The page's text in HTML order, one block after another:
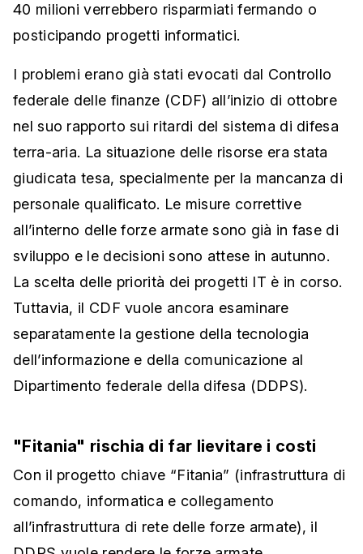
40 milioni verrebbero risparmiati fermando o
posticipando progetti informatici.
I problemi erano già stati evocati dal Controllo
federale delle finanze (CDF) all’inizio di ottobre
nel suo rapporto sui ritardi del sistema di difesa
terra-aria. La situazione delle risorse era stata
giudicata tesa, specialmente per la mancanza di
personale qualificato. Le misure correttive
all’interno delle forze armate sono già in fase di
sviluppo e le decisioni sono attese in autunno.
La scelta delle priorità dei progetti IT è in corso.
Tuttavia, il CDF vuole ancora esaminare
separatamente la gestione della tecnologia
dell’informazione e della comunicazione al
Dipartimento federale della difesa (DDPS).
"Fitania" rischia di far lievitare i costi
Con il progetto chiave “Fitania” (infrastruttura di
comando, informatica e collegamento
all’infrastruttura di rete delle forze armate), il